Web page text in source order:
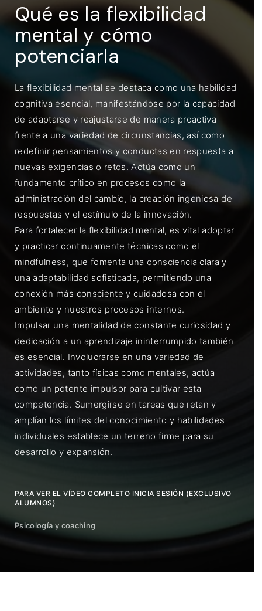
Qué es la flexibilidad
mental y cómo
potenciarla
La flexibilidad mental se destaca como una habilidad
cognitiva esencial, manifestándose por la capacidad
de adaptarse y reajustarse de manera proactiva
frente a una variedad de circunstancias, así como
redefinir pensamientos y conductas en respuesta a
nuevas exigencias o retos. Actúa como un
fundamento crítico en procesos como la
administración del cambio, la creación ingeniosa de
respuestas y el estímulo de la innovación.
Para fortalecer la flexibilidad mental, es vital adoptar
y practicar continuamente técnicas como el
mindfulness, que fomenta una consciencia clara y
una adaptabilidad sofisticada, permitiendo una
conexión más consciente y cuidadosa con el
ambiente y nuestros procesos internos.
Impulsar una mentalidad de constante curiosidad y
dedicación a un aprendizaje ininterrumpido también
es esencial. Involucrarse en una variedad de
actividades, tanto físicas como mentales, actúa
como un potente impulsor para cultivar esta
competencia. Sumergirse en tareas que retan y
amplían los límites del conocimiento y habilidades
individuales establece un terreno firme para su
desarrollo y expansión.
PARA VER EL VÍDEO COMPLETO INICIA SESIÓN (EXCLUSIVO
ALUMNOS)
Psicología y coaching